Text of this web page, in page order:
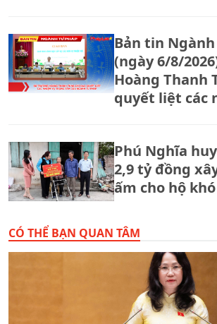
Bản tin
(ngày 6/8/
Hoàng Thanh
quyết liệt các
Phú Nghĩa
2,9 tỷ đồng
ấm cho hộ
CÓ THỂ BẠN QUAN TÂM